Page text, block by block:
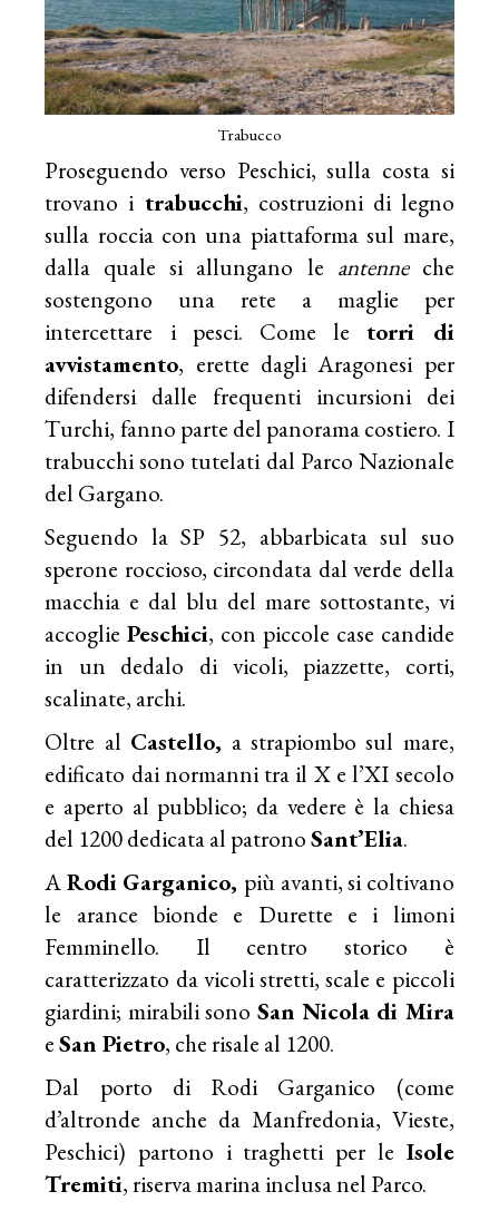
Trabucco
Proseguendo verso Peschici, sulla costa si
trovano itrabucchi, costruzioni di legno
sulla roccia con una piattaforma sul mare,
dalla quale si allungano le antenneche
sostengono una rete a maglie per
intercettare i pesci. Come letorri di
avvistamento, erette dagli Aragonesi per
difendersi dalle frequenti incursioni dei
Turchi, fanno parte del panorama costiero. I
trabucchi sono tutelati dal Parco Nazionale
del Gargano.
Seguendo la SP 52, abbarbicata sul suo
sperone roccioso, circondata dal verde della
macchia e dal blu del mare sottostante, vi
accogliePeschici, con piccole case candide
in un dedalo di vicoli, piazzette, corti,
scalinate, archi.
Oltre al Castello, a strapiombo sul mare,
edificato dai normanni tra il X e l’XI secolo
e aperto al pubblico; da vedere è la chiesa
del 1200 dedicata al patronoSant’Elia.
ARodi Garganico, più avanti, si coltivano
le arance bionde e Durette e i limoni
Femminello. Il centro storico è
caratterizzato da vicoli stretti, scale e piccoli
giardini; mirabili sono San Nicola di Mira
eSan Pietro, che risale al 1200.
Dal porto di Rodi Garganico (come
d’altronde anche da Manfredonia, Vieste,
Peschici) partono i traghetti per le Isole
Tremiti, riserva marina inclusa nel Parco.